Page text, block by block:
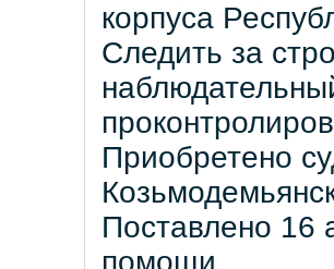
корпуса
Следить за
Приобретено
Поставлено 16
помощи.